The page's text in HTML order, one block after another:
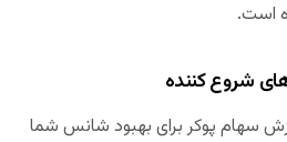
است.
شروع کننده
سهام پوکر برای بهبود شانس شما